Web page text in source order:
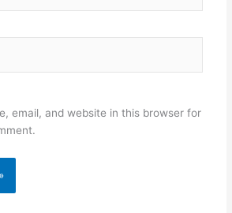
email, and website in this browser for